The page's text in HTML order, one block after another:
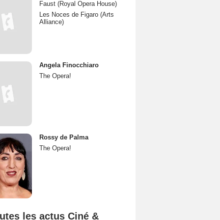
Faust (Royal Opera House)
Les Noces de Figaro (Arts
Alliance)
Angela Finocchiaro
The Opera!
Rossy de Palma
The Opera!
les actus Ciné &